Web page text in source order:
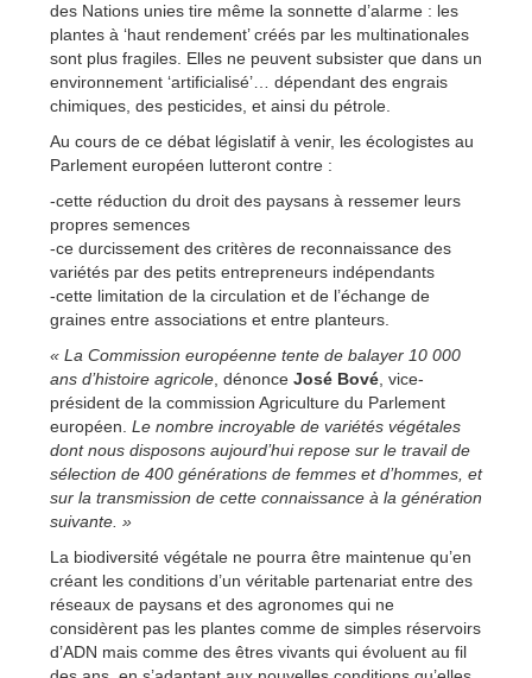
des Nations unies tire même la sonnette d’alarme : les
plantes à ‘haut rendement’ créés par les multinationales
sont plus fragiles. Elles ne peuvent subsister que dans un
environnement ‘artificialisé’… dépendant des engrais
chimiques, des pesticides, et ainsi du pétrole.
Au cours de ce débat législatif à venir, les écologistes au
Parlement européen lutteront contre :
-cette réduction du droit des paysans à ressemer leurs
propres semences
-ce durcissement des critères de reconnaissance des
variétés par des petits entrepreneurs indépendants
-cette limitation de la circulation et de l’échange de
graines entre associations et entre planteurs.
« La Commission européenne tente de balayer 10 000
ans d’histoire agricole, dénonce José Bové, vice-
président de la commission Agriculture du Parlement
européen. Le nombre incroyable de variétés végétales
dont nous disposons aujourd’hui repose sur le travail de
sélection de 400 générations de femmes et d’hommes, et
sur la transmission de cette connaissance à la génération
suivante. »
La biodiversité végétale ne pourra être maintenue qu’en
créant les conditions d’un véritable partenariat entre des
réseaux de paysans et des agronomes qui ne
considèrent pas les plantes comme de simples réservoirs
d’ADN mais comme des êtres vivants qui évoluent au fil